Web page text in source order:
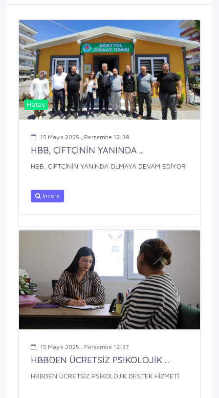
Hatay
15 Mayıs 2025 , Perşembe 12:39
HBB, ÇİFTÇİNİN YANINDA ...
HBB, ÇİFTÇİNİN YANINDA OLMAYA DEVAM EDİYOR
İncele
15 Mayıs 2025 , Perşembe 12:37
HBBDEN ÜCRETSİZ PSİKOLOJİK ...
HBBDEN ÜCRETSİZ PSİKOLOJİK DESTEK HİZMETİ